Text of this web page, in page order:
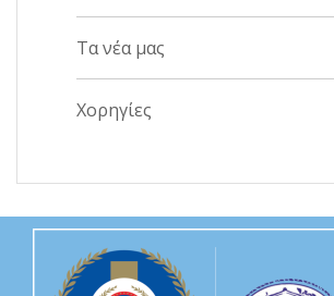
Τα νέα μας
Χορηγίες